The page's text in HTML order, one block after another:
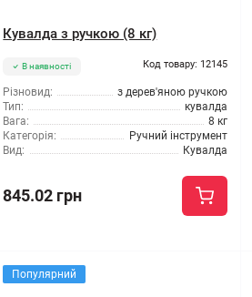
Кувалда з ручкою (8 кг)
В наявності Код товару: 12145
Різновид:
з дерев'яною ручкою
Тип:
кувалда
Вага:
8 кг
Категорія:
Ручний інструмент
Вид:
Кувалда
845.02 грн
Популярний